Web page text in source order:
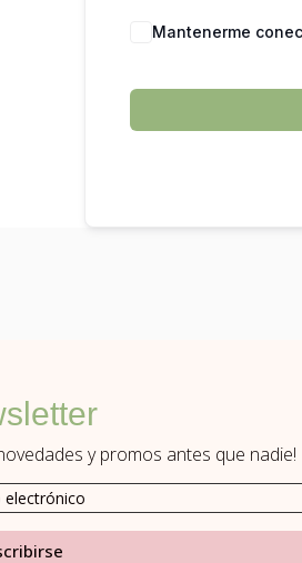
Mantenerme
y promos antes que nadie!